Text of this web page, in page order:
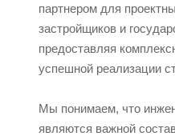
партнером для
застройщиков и
предоставляя
успешной реализации
Мы понимаем, что
являются важной